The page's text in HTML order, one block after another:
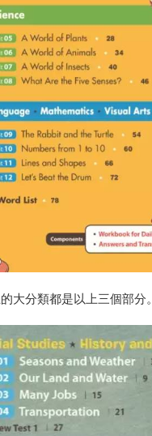
大分類都是以上三個部分。